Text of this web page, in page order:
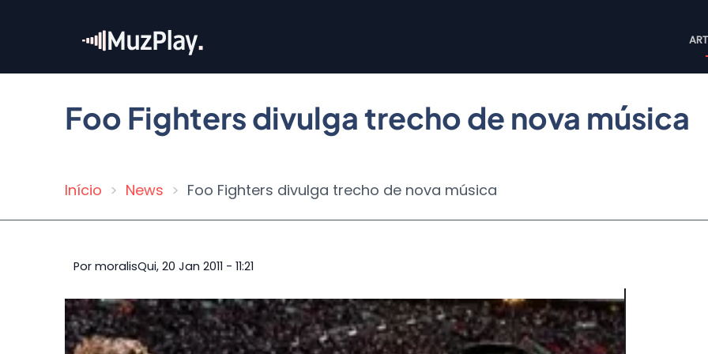
conteúdo
Foo Fighters divulga trecho de nova música
Trilha
navegação
Início News Foo Fighters divulga trecho de nova música
Por moralisQui, 20 Jan 2011 - 11:21